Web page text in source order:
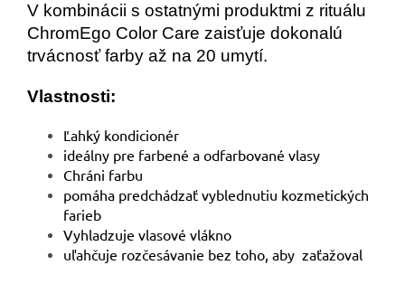
V kombinácii s ostatnými produktmi z rituálu
ChromEgo Color Care zaisťuje dokonalú
trvácnosť farby až na 20 umytí.
Vlastnosti:
Ľahký kondicionér
ideálny pre farbené a odfarbované vlasy
Chráni farbu
pomáha predchádzať vyblednutiu kozmetických
farieb
Vyhladzuje vlasové vlákno
uľahčuje rozčesávanie bez toho, aby zaťažoval